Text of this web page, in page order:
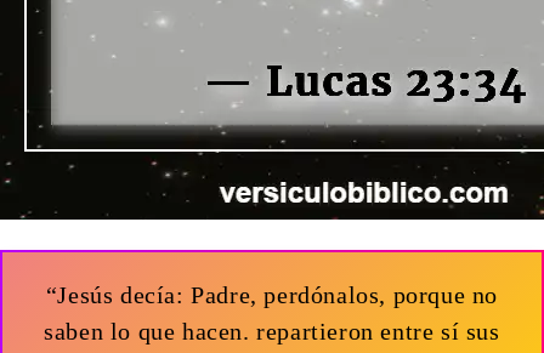
“Jesús decía: Padre, perdónalos, porque no
saben lo que hacen. repartieron entre sí sus